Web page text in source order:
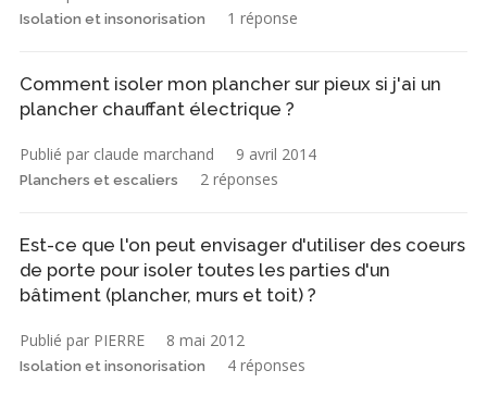
Isolation et insonorisation 1 réponse
Comment isoler mon plancher sur pieux si j'ai un
plancher chauffant électrique ?
Publié par claude marchand 9 avril 2014
Planchers et escaliers 2 réponses
Est-ce que l'on peut envisager d'utiliser des coeurs
de porte pour isoler toutes les parties d'un
bâtiment (plancher, murs et toit) ?
Publié par PIERRE 8 mai 2012
Isolation et insonorisation 4 réponses